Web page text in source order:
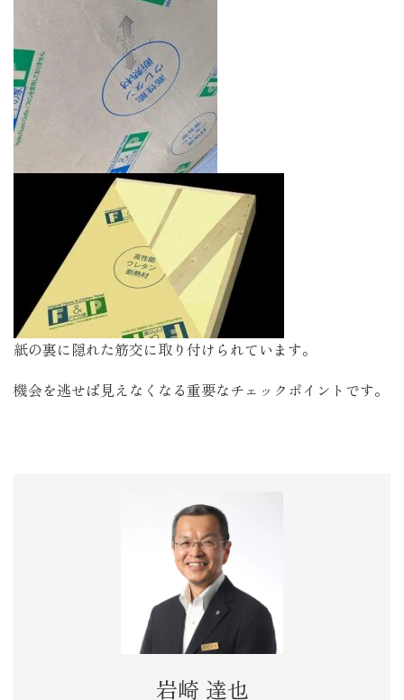
紙の裏に隠れた筋交に取り付けられています。
機会を逃せば見えなくなる重要なチェックポイントです。
岩崎 達也